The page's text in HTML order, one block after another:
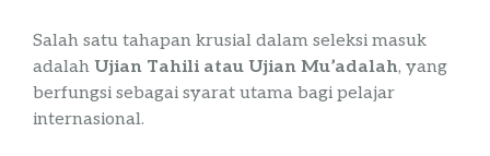
Salah satu tahapan krusial dalam seleksi masuk
adalah Ujian Tahili atau Ujian Mu’adalah, yang
berfungsi sebagai syarat utama bagi pelajar
internasional.